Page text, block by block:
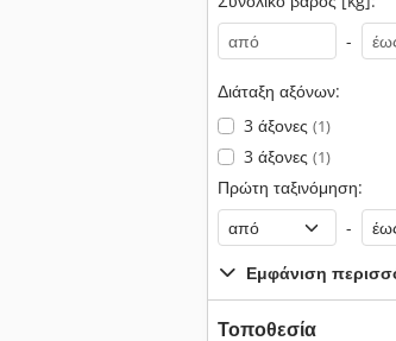
-
Διάταξη αξόνων:
3 άξονες (1)
3 άξονες (1)
Πρώτη ταξινόμηση:
-
Εμφάνιση
Τοποθεσία